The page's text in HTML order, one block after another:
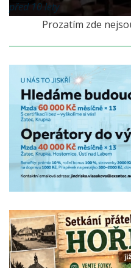
před 10 lety
Prozatím zde